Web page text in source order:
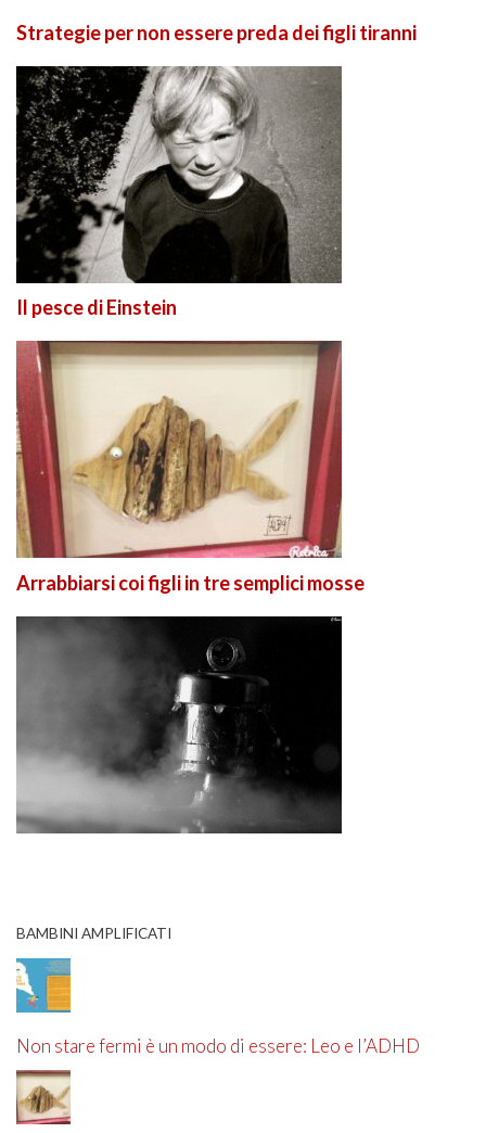
Strategie per non essere preda dei figli tiranni
Il pesce di Einstein
Arrabbiarsi coi figli in tre semplici mosse
BAMBINI AMPLIFICATI
Non stare fermi è un modo di essere: Leo e l’ADHD